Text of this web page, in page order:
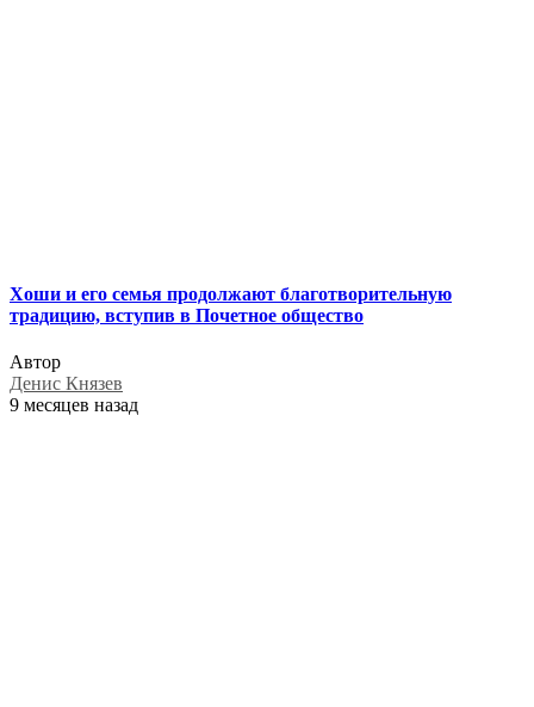
Хоши и его семья продолжают благотворительную
традицию, вступив в Почетное общество
Автор
Денис Князев
9 месяцев назад